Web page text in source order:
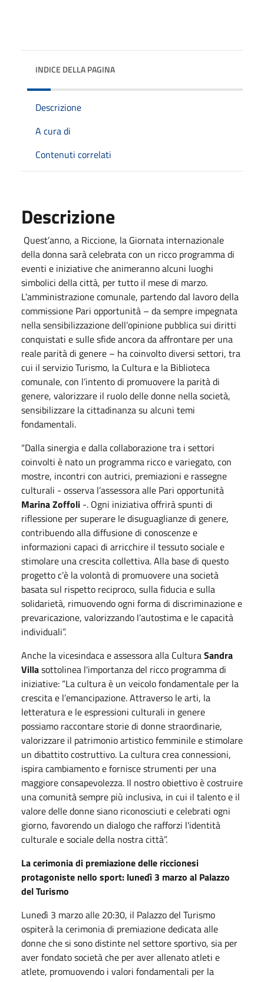
INDICE DELLA PAGINA
Descrizione
A cura di
Contenuti correlati
Descrizione
Quest’anno, a Riccione, la Giornata internazionale
della donna sarà celebrata con un ricco programma di
eventi e iniziative che animeranno alcuni luoghi
simbolici della città, per tutto il mese di marzo.
L’amministrazione comunale, partendo dal lavoro della
commissione Pari opportunità – da sempre impegnata
nella sensibilizzazione dell’opinione pubblica sui diritti
conquistati e sulle sfide ancora da affrontare per una
reale parità di genere – ha coinvolto diversi settori, tra
cui il servizio Turismo, la Cultura e la Biblioteca
comunale, con l’intento di promuovere la parità di
genere, valorizzare il ruolo delle donne nella società,
sensibilizzare la cittadinanza su alcuni temi
fondamentali.
“Dalla sinergia e dalla collaborazione tra i settori
coinvolti è nato un programma ricco e variegato, con
mostre, incontri con autrici, premiazioni e rassegne
culturali - osserva l’assessoraalle Pari opportunità
Marina Zoffoli -. Ogni iniziativa offrirà spunti di
riflessione per superare le disuguaglianze di genere,
contribuendo alla diffusione di conoscenze e
informazioni capaci di arricchire il tessuto sociale e
stimolare una crescita collettiva. Alla base di questo
progetto c’è la volontà di promuovere una società
basata sul rispetto reciproco, sulla fiducia e sulla
solidarietà, rimuovendo ogni forma di discriminazione e
prevaricazione, valorizzando l’autostima e le capacità
individuali”.
Anche la vicesindaca e assessora alla CulturaSandra
Villasottolinea l'importanza del ricco programma di
iniziative: “La cultura è un veicolo fondamentale per la
crescita e l’emancipazione. Attraverso le arti, la
letteratura e le espressioni culturali in genere
possiamo raccontare storie di donne straordinarie,
valorizzare il patrimonio artistico femminile e stimolare
un dibattito costruttivo. La cultura crea connessioni,
ispira cambiamento e fornisce strumenti per una
maggiore consapevolezza. Il nostro obiettivo è costruire
una comunità sempre più inclusiva, in cui il talento e il
valore delle donne siano riconosciuti e celebrati ogni
giorno, favorendo un dialogo che rafforzi l'identità
culturale e sociale della nostra città”.
La cerimonia di premiazione delle riccionesi
protagoniste nello sport: lunedì 3 marzo al Palazzo
del Turismo
Lunedì 3 marzo alle 20:30, il Palazzo del Turismo
ospiterà la cerimonia di premiazione dedicata alle
donne che si sono distinte nel settore sportivo, sia per
aver fondato società che per aver allenato atleti e
atlete, promuovendo i valori fondamentali per la